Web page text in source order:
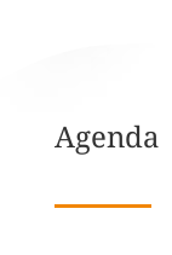
Agenda